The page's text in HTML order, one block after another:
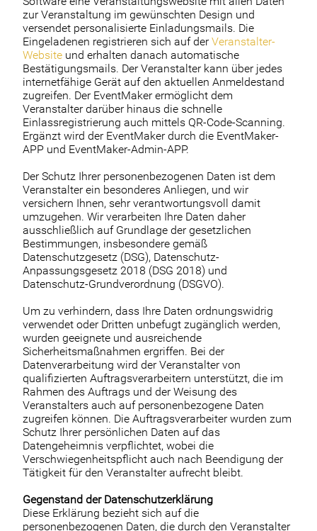
zur Veranstaltung im gewünschten Design und
versendet personalisierte Einladungsmails. Die
Eingeladenen registrieren sich auf derVeranstalter-
Website und erhalten danach automatische
Bestätigungsmails. Der Veranstalter kann über jedes
internetfähige Gerät auf den aktuellen Anmeldestand
zugreifen. Der EventMaker ermöglicht dem
Veranstalter darüber hinaus die schnelle
Einlassregistrierung auch mittels QR-Code-Scanning.
Ergänzt wird der EventMaker durch die EventMaker-
APP und EventMaker-Admin-APP.
Der Schutz Ihrer personenbezogenen Daten ist dem
Veranstalter ein besonderes Anliegen, und wir
versichern Ihnen, sehr verantwortungsvoll damit
umzugehen. Wir verarbeiten Ihre Daten daher
ausschließlich auf Grundlage der gesetzlichen
Bestimmungen, insbesondere gemäß
Datenschutzgesetz (DSG), Datenschutz-
Anpassungsgesetz 2018 (DSG 2018) und
Datenschutz-Grundverordnung (DSGVO).
Um zu verhindern, dass Ihre Daten ordnungswidrig
verwendet oder Dritten unbefugt zugänglich werden,
wurden geeignete und ausreichende
Sicherheitsmaßnahmen ergriffen. Bei der
Datenverarbeitung wird der Veranstalter von
qualifizierten Auftragsverarbeitern unterstützt, die im
Rahmen des Auftrags und der Weisung des
Veranstalters auch auf personenbezogene Daten
zugreifen können. Die Auftragsverarbeiter wurden zum
Schutz Ihrer persönlichen Daten auf das
Datengeheimnis verpflichtet, wobei die
Verschwiegenheitspflicht auch nach Beendigung der
Tätigkeit für den Veranstalter aufrecht bleibt.
Gegenstand der Datenschutzerklärung
Diese Erklärung bezieht sich auf die
personenbezogenen Daten, die durch den Veranstalter